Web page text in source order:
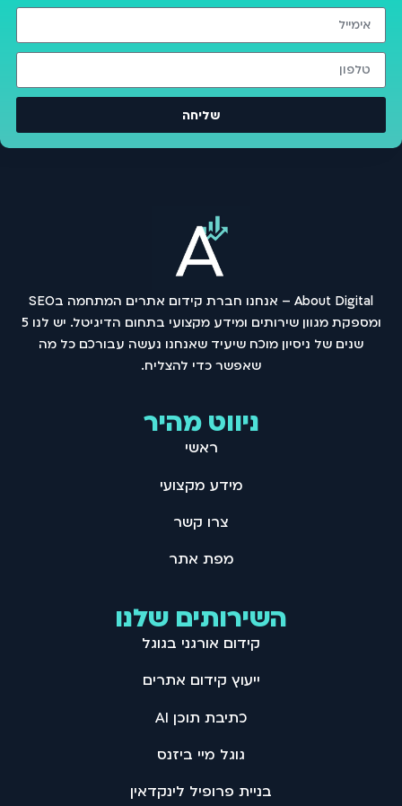
שליחה
About Digital – אנחנו חברת קידום אתרים המתחמה בSEO
ומספקת מגוון שירותים ומידע מקצועי בתחום הדיגיטל. יש לנו 5
שנים של ניסיון מוכח שיעיד שאנחנו נעשה עבורכם כל מה
שאפשר כדי להצליח .
ניווט מהיר
ראשי
מידע מקצועי
צרו קשר
מפת אתר
השירותים שלנו
קידום אורגני בגוגל
ייעוץ קידום אתרים
כתיבת תוכן AI
גוגל מיי ביזנס
בניית פרופיל לינקדאין